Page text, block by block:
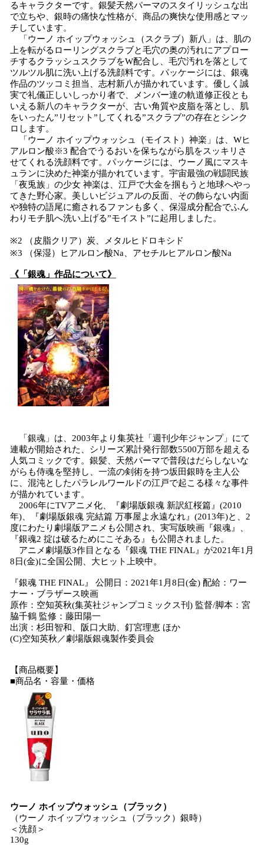
るキャラクターです。銀髪天然パーマのスタイリッシュな出
で立ちや、銀時の痛快な性格が、商品の爽快な使用感とマッ
チしています。
「ウーノ ホイップウォッシュ（スクラブ）新八」は、肌の
上を転がるローリングスクラブと毛穴の奥の汚れにアプロー
チするクラッシュスクラブをW配合し、毛穴汚れを落として
ツルツル肌に洗い上げる洗顔料です。パッケージには、銀魂
作品のツッコミ担当、志村新八が描かれています。優しく誠
実で礼儀正しいしっかり者で、メンバー達の軌道修正役とも
いえる新八のキャラクターが、古い角質や皮脂を落とし、肌
をいったん”リセット”してくれる”スクラブ”の存在とシンク
ロします。
「ウーノ ホイップウォッシュ（モイスト）神楽」は、Wヒ
アルロン酸※3 配合でうるおいを保ちながら肌をスッキリさ
せてくれる洗顔料です。パッケージには、ウーノ風にマスキ
ュランに決めた神楽が描かれています。宇宙最強の戦闘民族
「夜兎族」の少女 神楽は、江戸で大金を掴もうと地球へやっ
てきた野心家。美しいビジュアルの反面、その飾らない内面
や独特の語尾に癒されるファンも多く、保湿成分配合でふん
わりモチ肌へ洗い上げる”モイスト”に起用しました。
※2 （皮脂クリア）炭、メタルヒドロキシド
※3 （保湿）ヒアルロン酸Na、アセチルヒアルロン酸Na
《「銀魂」作品について》
「銀魂」は、2003年より集英社「週刊少年ジャンプ」にて
連載が開始された、シリーズ累計発行部数5500万部を超える
人気コミックです。銀髪、天然パーマで普段はだらしないな
がらも侍魂を堅持し、一流の剣術を持つ坂田銀時を主人公
に、混沌としたパラレルワールドの江戸で起こる様々な事件
が描かれています。
2006年にTVアニメ化、『劇場版銀魂 新訳紅桜篇』(2010
年)、『劇場版銀魂 完結篇 万事屋よ永遠なれ』(2013年)と、2
度にわたり劇場版アニメも公開され、実写版映画『銀魂』、
『銀魂2 掟は破るためにこそある』も公開されました。
アニメ劇場版3作目となる『銀魂 THE FINAL』が2021年1月
8日(金)に全国公開、大ヒット上映中。
『銀魂 THE FINAL』 公開日：2021年1月8日(金) 配給：ワー
ナー・ブラザース映画
原作：空知英秋(集英社ジャンプコミックス刊) 監督/脚本：宮
脇千鶴 監修：藤田陽一
出演：杉田智和、阪口大助、釘宮理恵 ほか
(C)空知英秋／劇場版銀魂製作委員会
【商品概要】
■商品名・容量・価格
ウーノ ホイップウォッシュ（ブラック）
（ウーノ ホイップウォッシュ（ブラック）銀時）
＜洗顔＞
130g